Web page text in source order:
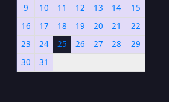
9
10 11 12 13 14
15
16
17 18 19 20 21
22
23
24 25 26 27 28
29
30
31